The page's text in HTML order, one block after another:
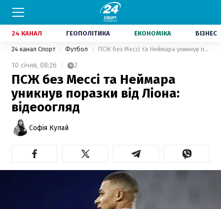
24 КАНАЛ ГЕОПОЛІТИКА ЕКОНОМІКА БІЗНЕС
24 канал Спорт Футбол ПСЖ без Мессі та Неймара уникнув поразки від Ліона: відеоогляд
10 січня, 08:26 2
ПСЖ без Мессі та Неймара
уникнув поразки від Ліона:
відеоогляд
Софія Кулай